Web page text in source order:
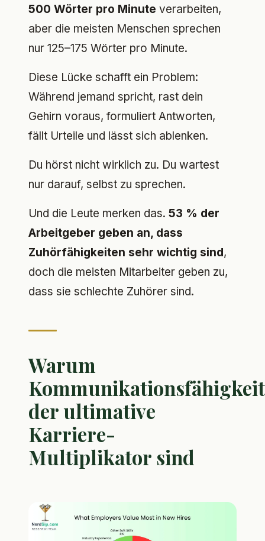
500 Wörter pro Minute verarbeiten,
aber die meisten Menschen sprechen
nur 125–175 Wörter pro Minute.
Diese Lücke schafft ein Problem:
Während jemand spricht, rast dein
Gehirn voraus, formuliert Antworten,
fällt Urteile und lässt sich ablenken.
Du hörst nicht wirklich zu. Du wartest
nur darauf, selbst zu sprechen.
Und die Leute merken das. 53 % der
Arbeitgeber geben an, dass
Zuhörfähigkeiten sehr wichtig sind,
doch die meisten Mitarbeiter geben zu,
dass sie schlechte Zuhörer sind.
Warum
der ultimative
Karriere-
Multiplikator sind